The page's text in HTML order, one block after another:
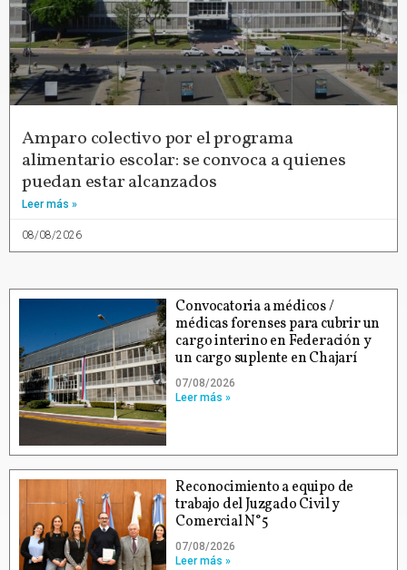
Amparo colectivo por el programa
alimentario escolar: se convoca a quienes
puedan estar alcanzados
Leer más »
08/08/2026
Convocatoria a médicos /
médicas forenses para cubrir un
cargo interino en Federación y
un cargo suplente en Chajarí
07/08/2026
Leer más »
Reconocimiento a equipo de
trabajo del Juzgado Civil y
Comercial N°5
07/08/2026
Leer más »